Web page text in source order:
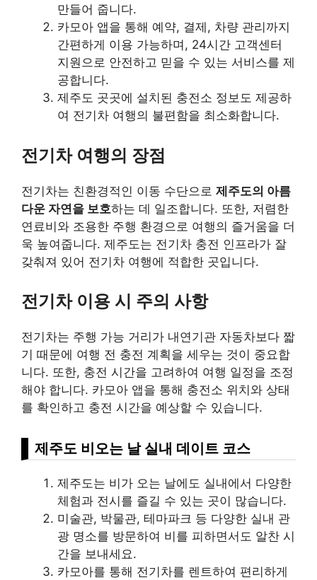
만들어 줍니다.
카모아 앱을 통해 예약, 결제, 차량 관리까지
간편하게 이용 가능하며, 24시간 고객센터
지원으로 안전하고 믿을 수 있는 서비스를 제
공합니다.
제주도 곳곳에 설치된 충전소 정보도 제공하
여 전기차 여행의 불편함을 최소화합니다.
전기차 여행의 장점
전기차는 친환경적인 이동 수단으로 제주도의 아름
다운 자연을 보호하는 데 일조합니다. 또한, 저렴한
연료비와 조용한 주행 환경으로 여행의 즐거움을 더
욱 높여줍니다. 제주도는 전기차 충전 인프라가 잘
갖춰져 있어 전기차 여행에 적합한 곳입니다.
전기차 이용 시 주의 사항
전기차는 주행 가능 거리가 내연기관 자동차보다 짧
기 때문에 여행 전 충전 계획을 세우는 것이 중요합
니다. 또한, 충전 시간을 고려하여 여행 일정을 조정
해야 합니다. 카모아 앱을 통해 충전소 위치와 상태
를 확인하고 충전 시간을 예상할 수 있습니다.
제주도 비오는 날 실내 데이트 코스
제주도는 비가 오는 날에도 실내에서 다양한
체험과 전시를 즐길 수 있는 곳이 많습니다.
미술관, 박물관, 테마파크 등 다양한 실내 관
광 명소를 방문하여 비를 피하면서도 알찬 시
간을 보내세요.
카모아를 통해 전기차를 렌트하여 편리하게